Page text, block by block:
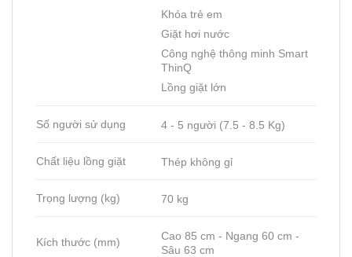
Khóa trẻ em
Giặt hơi nước
Công nghệ thông minh Smart
ThinQ
Lồng giặt lớn
Số người sử dụng 4 - 5 người (7.5 - 8.5 Kg)
Chất liệu lồng giặt Thép không gỉ
Trọng lượng (kg) 70 kg
Kích thước (mm)
Cao 85 cm - Ngang 60 cm -
Sâu 63 cm